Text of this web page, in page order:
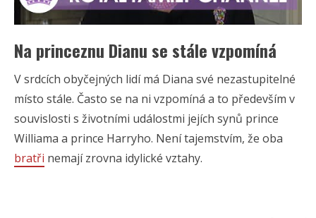
Na princeznu Dianu se stále vzpomíná
V srdcích obyčejných lidí má Diana své nezastupitelné
místo stále. Často se na ni vzpomíná a to především v
souvislosti s životními událostmi jejích synů prince
Williama a prince Harryho. Není tajemstvím, že oba
bratři nemají zrovna idylické vztahy.